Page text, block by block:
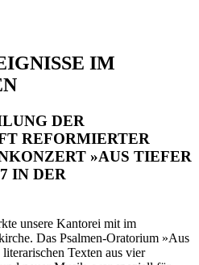
IM
DER
REFORMIERTER
»AUS TIEFER
IN DER
unsere Kantorei mit im
Das Psalmen-Oratorium »Aus
Texten aus vier